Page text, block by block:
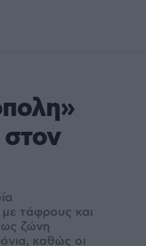
με τάφρους και
ζώνη
καθώς οι